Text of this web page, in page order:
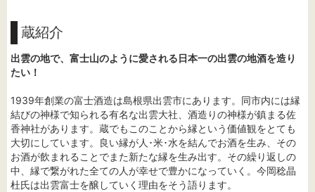
蔵紹介
出雲の地で、富士山のように愛される日本一の出雲の地酒を造り
たい！
1939年創業の富士酒造は島根県出雲市にあります。同市内には縁
結びの神様で知られる有名な出雲大社、酒造りの神様が鎮まる佐
香神社があります。蔵でもこのことから縁という価値観をとても
大切にしています。良い縁が人･米･水を結んでお酒を生み、その
お酒が飲まれることでまた新たな縁を生み出す。その繰り返しの
中、縁で繋がれた全ての人が幸せで豊かになっていく。今岡稔晶
杜氏は出雲富士を醸していく理由をそう語ります。